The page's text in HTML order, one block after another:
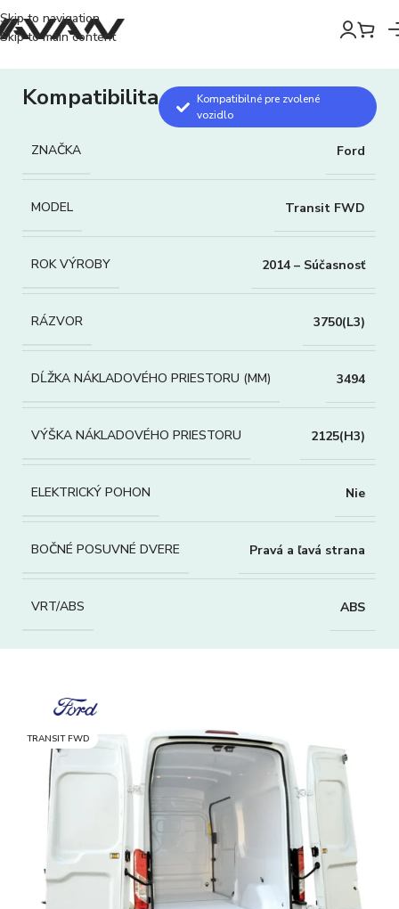
Skip to navigation
Skip to main content
Kompatibilita
Kompatibilné pre zvolené
vozidlo
ZNAČKA Ford
MODEL Transit FWD
ROK VÝROBY 2014 – Súčasnosť
RÁZVOR 3750(L3)
DĹŽKA NÁKLADOVÉHO PRIESTORU (MM) 3494
VÝŠKA NÁKLADOVÉHO PRIESTORU 2125(H3)
ELEKTRICKÝ POHON Nie
BOČNÉ POSUVNÉ DVERE Pravá a ľavá strana
VRT/ABS ABS
TRANSIT FWD